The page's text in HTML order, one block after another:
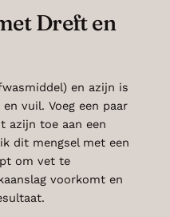
Dreft en
en azijn is
vuil. Voeg een paar
azijn toe aan een
dit mengsel met een
om vet te
voorkomt en